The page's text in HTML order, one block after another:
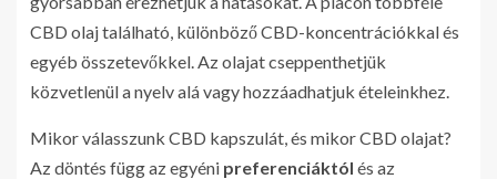
CBD olaj található, különböző CBD-koncentrációkkal és
egyéb összetevőkkel. Az olajat cseppenthetjük
közvetlenül a nyelv alá vagy hozzáadhatjuk ételeinkhez.
Mikor válasszunk CBD kapszulát, és mikor CBD olajat?
Az döntés függ az egyéni preferenciáktól és az